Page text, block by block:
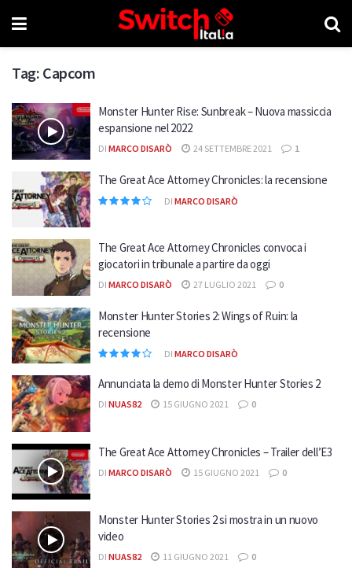
Tag: Capcom
Monster Hunter Rise: Sunbreak – Nuova massiccia
espansione nel 2022
DI MARCO DISARÒ 24 SETTEMBRE 2021 1
The Great Ace Attorney Chronicles: la recensione
DI MARCO DISARÒ
The Great Ace Attorney Chronicles convoca i
giocatori in tribunale a partire da oggi
DI MARCO DISARÒ 27 LUGLIO 2021 0
Monster Hunter Stories 2: Wings of Ruin: la
recensione
DI MARCO DISARÒ
Annunciata la demo di Monster Hunter Stories 2
DI NUAS82 15 GIUGNO 2021 0
The Great Ace Attorney Chronicles – Trailer dell’E3
DI MARCO DISARÒ 15 GIUGNO 2021 0
Monster Hunter Stories 2 si mostra in un nuovo
video
DI NUAS82 11 GIUGNO 2021 0